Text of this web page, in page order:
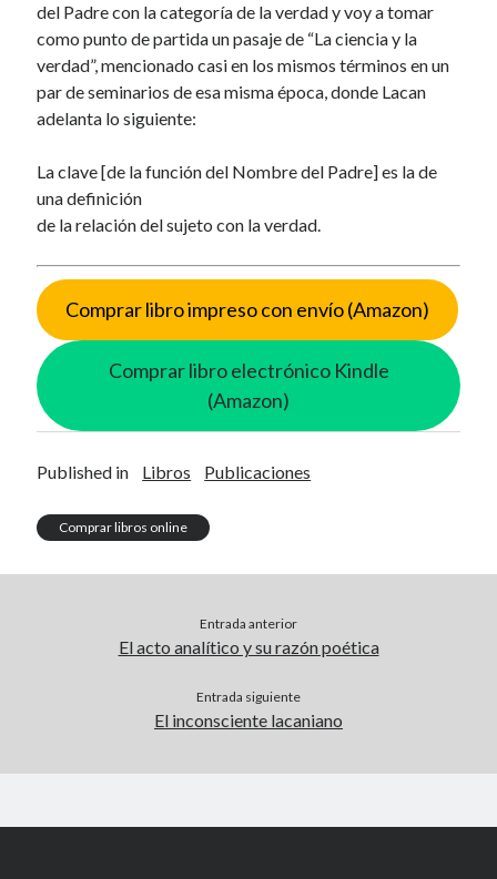
del Padre con la categoría de la verdad y voy a tomar
como punto de partida un pasaje de “La ciencia y la
verdad”, mencionado casi en los mismos términos en un
par de seminarios de esa misma época, donde Lacan
adelanta lo siguiente:
La clave [de la función del Nombre del Padre] es la de
una definición
de la relación del sujeto con la verdad.
Comprar libro impreso con envío (Amazon)
Comprar libro electrónico Kindle
(Amazon)
Published in Libros Publicaciones
Comprar libros online
Entrada anterior
El acto analítico y su razón poética
Entrada siguiente
El inconsciente lacaniano